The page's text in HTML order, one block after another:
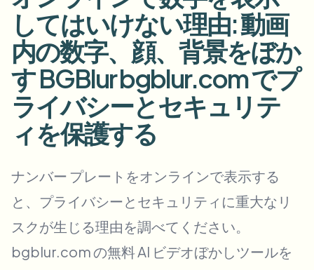
GDPRコンプライアンスぼかし
ストリートインタビューぼかし
ゲーム＆配信ぼかし
写真の顔をオンラインでぼかす
顔の匿名化
ボイスアノニマイザー
顔交換 - 画像
顔交換 - 動画
ビデオインテリジェンス
クリニックと患者向けビデオガバナンス
公共部門
FOIA、安全な開示、編集
一括顔の匿名化
大量バッチ、保持、SLA
一括ナンバープレートぼかし
一括顔ぼかし
高スループットパイプライン
企業ゾーン、ポリシー、レビュー
カテゴリ
製品
してはいけない理由: 動画
内の数字、顔、背景をぼか
す BGBlur bgblur.com でプ
ライバシーとセキュリテ
ィを保護する
ナンバー プレートをオンラインで表示する
と、プライバシーとセキュリティに重大なリ
スクが生じる理由を調べてください。
bgblur.com の無料 AI ビデオぼかしツールを